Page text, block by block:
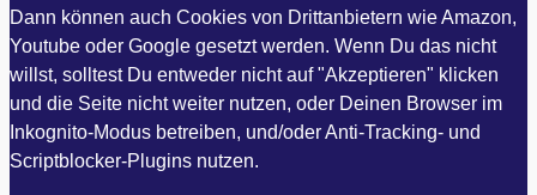
Dann können auch Cookies von Drittanbietern wie Amazon,
Youtube oder Google gesetzt werden. Wenn Du das nicht
willst, solltest Du entweder nicht auf "Akzeptieren" klicken
und die Seite nicht weiter nutzen, oder Deinen Browser im
Inkognito-Modus betreiben, und/oder Anti-Tracking- und
Scriptblocker-Plugins nutzen.